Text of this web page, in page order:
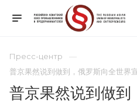
Пресс-центр
普京果然说到做到，俄罗斯向全世界
普京果然说到做